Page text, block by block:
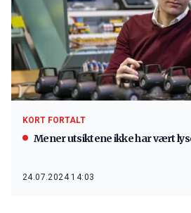
KORT FORTALT
Mener utsiktene ikke har vært
24.07.2024 14:03